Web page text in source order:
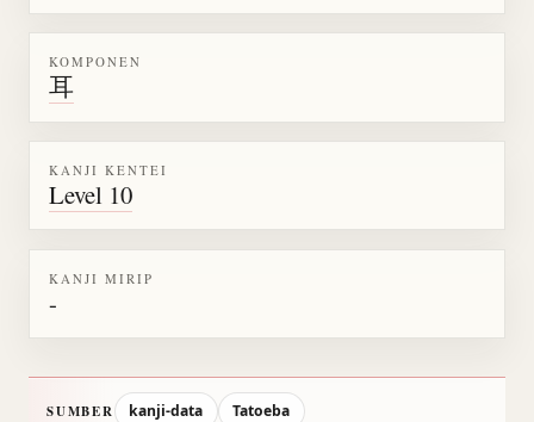
KOMPONEN
耳
KANJI KENTEI
Level 10
KANJI MIRIP
-
SUMBER kanji-data
Tatoeba